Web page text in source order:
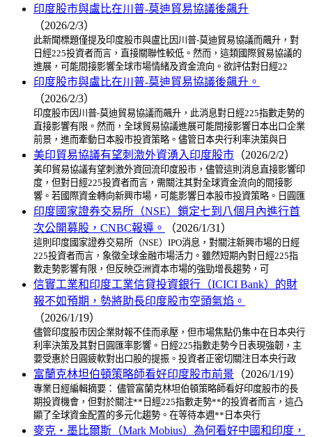
印度股市與盧比在川普-莫迪貿易協議後飆升
（2026/2/3）
此新聞標題僅提及印度股市與盧比因川普-莫迪貿易協議而飆升，對
日經225投資者而言，直接關聯性較低。然而，這類國際貿易協議的
進展，可能間接影響全球市場情緒及資金流向。欲評估對日經22
印度股市與盧比在川普-莫迪貿易協議後飆升。
（2026/2/3）
印度股市因川普-莫迪貿易協議而飆升，此消息對日經225指數走勢的
直接影響有限。然而，全球貿易協議進展可能間接影響日本出口企業
前景，進而牽動日本股市投資策略。儘管日本央行利率決策與日
美印貿易協議有望刺激外資湧入印度股市 （2026/2/2）
美印貿易協議有望刺激外資回流印度股市，儘管這則消息直接影響印
度，但對日經225投資者而言，需關注其對全球資金流向的間接影
響。若國際資金轉向新興市場，可能影響日本股市投資策略。日圓匯
印度國家證券交易所（NSE）鎖定七到八個月內進行首
次公開募股，CNBC報導。
（2026/1/31）
這則印度國家證券交易所（NSE）IPO消息，對關注新興市場的日經
225投資者而言，象徵全球金融市場活力。雖然短期內對日經225指
數走勢影響有限，但反映亞洲資本市場的強勁增長趨勢，可
信實工業和印度工業信貸投資銀行（ICICI Bank）的財
報不如預期，勢將助長印度股市空頭氣焰。
（2026/1/19）
儘管印度股市因企業財報不佳而承壓，但市場焦點仍集中在日本央行
利率決策及其對日圓匯率影響。日經225指數走勢今日表現強韌，主
要受惠於日圓疲軟對出口股的提振。投資者正密切關注日本央行政
富蘭克林坦伯頓策略師看好印度股市前景 （2026/1/19）
專業日經編輯摘要： 儘管富蘭克林坦伯頓策略師看好印度股市的長
期投資機會，但對於關注**日經225指數走勢**的投資者而言，這凸
顯了全球資金配置的多元化趨勢。在等待本週**日本央行
麥克・墨比爾斯（Mark Mobius）為何看好中國和印度，